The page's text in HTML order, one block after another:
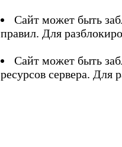
Сайт может быть
правил. Для
Сайт может быть
ресурсов сервера. Для